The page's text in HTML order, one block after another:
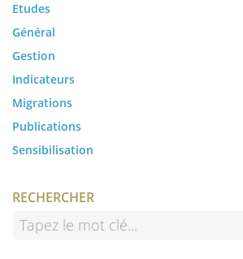
Etudes
Général
Gestion
Indicateurs
Migrations
Publications
Sensibilisation
RECHERCHER